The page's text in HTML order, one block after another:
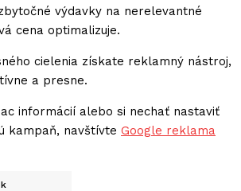
výdavky na nerelevantné
cena optimalizuje.
cielenia získate reklamný nástroj,
a presne.
informácií alebo si nechať nastaviť
kampaň, navštívte Google reklama